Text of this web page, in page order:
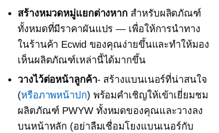
สร้างหมวดหมู่แยกต่างหาก สำหรับผลิตภัณฑ์
ทั้งหมดที่มีราคาผันแปร — เพื่อให้การนำทาง
ในร้านค้า Ecwid ของคุณง่ายขึ้นและทำให้มอง
เห็นผลิตภัณฑ์เหล่านี้ได้มากขึ้น
วางไว้ต่อหน้าลูกค้า- สร้างแบนเนอร์ที่น่าสนใจ
(หรือภาพหน้าปก) พร้อมคำเชิญให้เข้าเยี่ยมชม
ผลิตภัณฑ์ PWYW ทั้งหมดของคุณและวางลง
บนหน้าหลัก (อย่าลืมเชื่อมโยงแบนเนอร์กับ